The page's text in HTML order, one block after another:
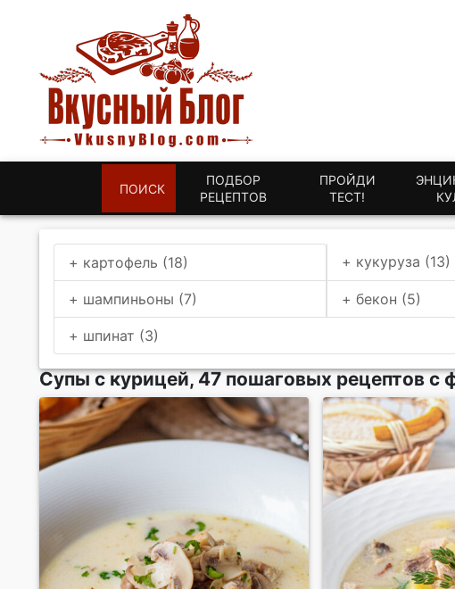
ПОИСК
ПОДБОР
РЕЦЕПТОВ
ПРОЙДИ
ТЕСТ!
+ картофель (18) + кукуруза (13)
+ шампиньоны (7) + бекон (5)
+ шпинат (3)
Супы с курицей, 47 пошаговых рецептов с